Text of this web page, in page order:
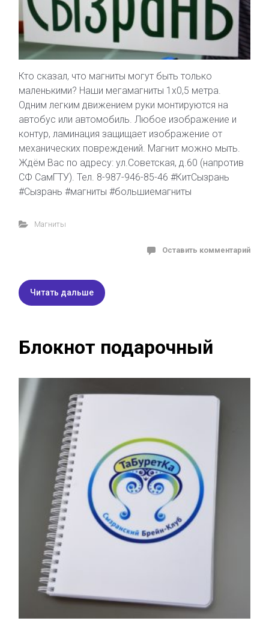
Кто сказал, что магниты могут быть только
маленькими? Наши мегамагниты 1х0,5 метра.
Одним легким движением руки монтируются на
автобус или автомобиль. Любое изображение и
контур, ламинация защищает изображение от
механических повреждений. Магнит можно мыть.
Ждём Вас по адресу: ул.Советская, д.60 (напротив
СФ СамГТУ). Тел. 8-987-946-85-46 #КитСызрань
#Сызрань #магниты #большиемагниты
Магниты
Оставить комментарий
Читать дальше
Блокнот подарочный